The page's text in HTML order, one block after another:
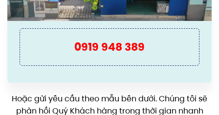
0919 948 389
Hoặc gửi yêu cầu theo mẫu bên dưới. Chúng tôi sẽ
phản hồi Quý Khách hàng trong thời gian nhanh